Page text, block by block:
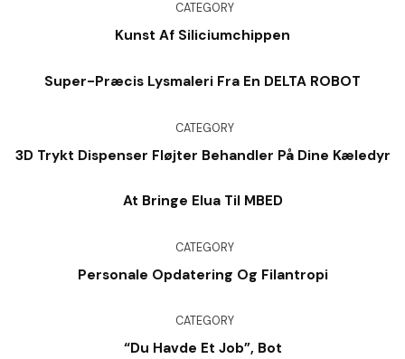
CATEGORY
Kunst Af Siliciumchippen
Super-Præcis Lysmaleri Fra En DELTA ROBOT
CATEGORY
3D Trykt Dispenser Fløjter Behandler På Dine Kæledyr
At Bringe Elua Til MBED
CATEGORY
Personale Opdatering Og Filantropi
CATEGORY
“Du Havde Et Job”, Bot